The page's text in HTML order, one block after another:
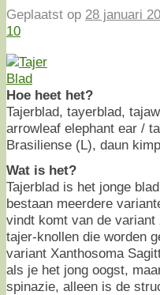
Geplaatst op 28 januari
10
Hoe heet het?
Tajerblad, tayerblad,
arrowleaf elephant ear /
Brasiliense (L), daun
Wat is het?
Tajerblad is het jonge
bestaan meerdere
vindt komt van de variant
tajer-knollen die worden
variant Xanthosoma
als je het jong oogst,
spinazie, alleen is de